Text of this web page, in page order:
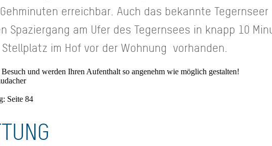
erreichbar. Auch das bekannte
Spaziergang am Ufer des Tegernsees in knapp 10
im Hof vor der Wohnung vorhanden.
und werden Ihren Aufenthalt so angenehm wie möglich gestalten!
Seite 84